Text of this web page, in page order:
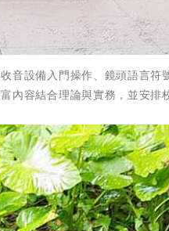
設備入門操作、鏡頭語言符
內容結合理論與實務，並安排